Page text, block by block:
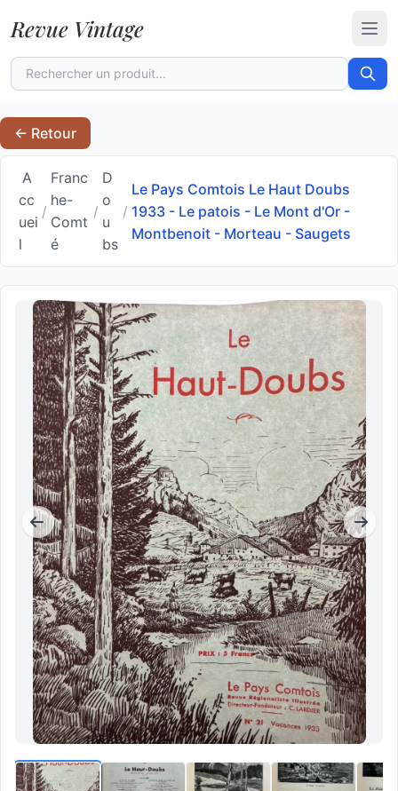
Revue Vintage
← Retour
A
cc
uei
l
/
Franc
he-
Comt
é
/
D
o
u
bs
/
Le Pays Comtois Le Haut Doubs
1933 - Le patois - Le Mont d'Or -
Montbenoit - Morteau - Saugets